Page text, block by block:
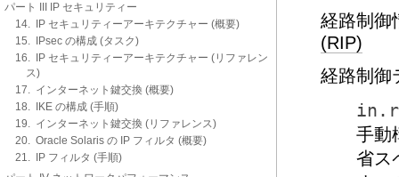
パート III IP セキュリティー
14. IP セキュリティーアーキテクチャー (概要)
15. IPsec の構成 (タスク)
16. IP セキュリティーアーキテクチャー (リファレン
ス)
17. インターネット鍵交換 (概要)
18. IKE の構成 (手順)
19. インターネット鍵交換 (リファレンス)
20. Oracle Solaris の IP フィルタ (概要)
21. IP フィルタ (手順)
経路制御
(RIP)
経路制
手動
省ス